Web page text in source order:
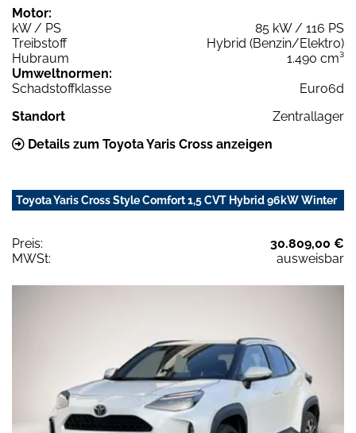
Motor:
kW / PS
85 kW / 116 PS
Treibstoff
Hybrid (Benzin/Elektro)
Hubraum
1.490 cm³
Umweltnormen:
Schadstoffklasse
Euro6d
Standort
Zentrallager
Details zum Toyota Yaris Cross anzeigen
Toyota Yaris Cross Style Comfort 1,5 CVT Hybrid 96kW Winter
Preis:
30.809,00 €
MWSt:
ausweisbar